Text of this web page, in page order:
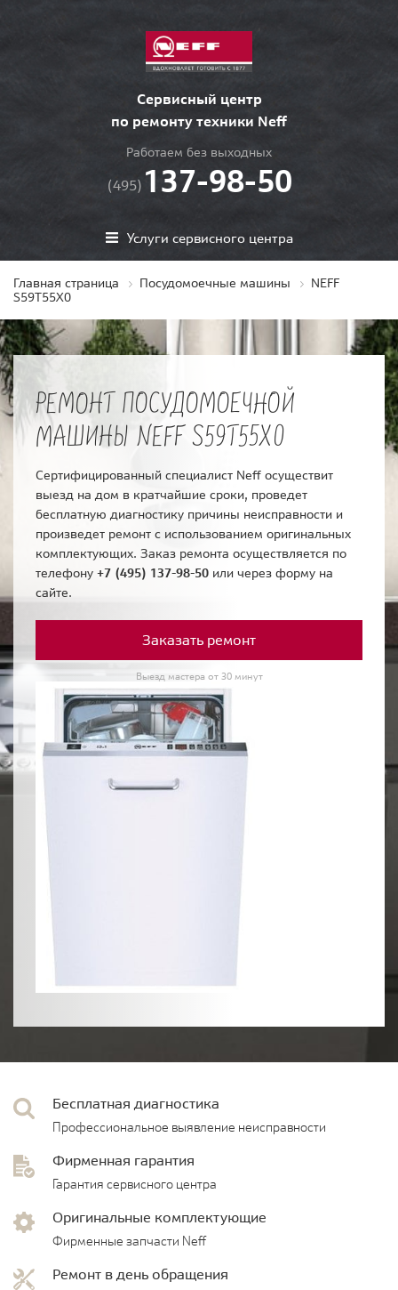
Сервисный центр
по ремонту техники Neff
Работаем без выходных
(495) 137-98-50
Услуги сервисного центра
Главная страница Посудомоечные машины
NEFF
S59T55X0
РЕМОНТ ПОСУДОМОЕЧНОЙ
МАШИНЫ NEFF S59T55X0
Сертифицированный специалист Neff осуществит
выезд на дом в кратчайшие сроки, проведет
бесплатную диагностику причины неисправности и
произведет ремонт с использованием оригинальных
комплектующих. Заказ ремонта осуществляется по
телефону +7 (495) 137-98-50 или через форму на
сайте.
Заказать ремонт
Выезд мастера от 30 минут
Бесплатная диагностика
Профессиональное выявление неисправности
Фирменная гарантия
Гарантия сервисного центра
Оригинальные комплектующие
Фирменные запчасти Neff
Ремонт в день обращения